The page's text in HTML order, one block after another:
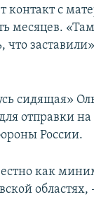
с
месяцев.
что
сидящая»
отправки
России.
как